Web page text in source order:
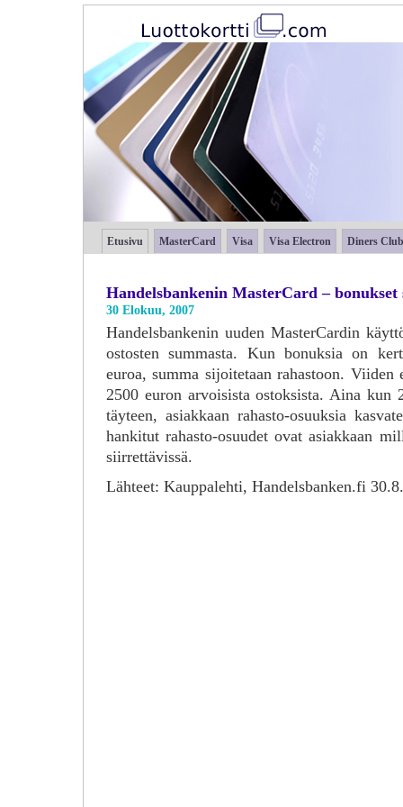
Etusivu MasterCard Visa Visa Electron Diners Club
Handelsbankenin MasterCard – bonukset
30 Elokuu, 2007
Handelsbankenin uuden MasterCardin
ostosten summasta. Kun bonuksia on
euroa, summa sijoitetaan rahastoon. Viiden
2500 euron arvoisista ostoksista. Aina kun
täyteen, asiakkaan rahasto-osuuksia
hankitut rahasto-osuudet ovat asiakkaan
siirrettävissä.
Lähteet: Kauppalehti, Handelsbanken.fi